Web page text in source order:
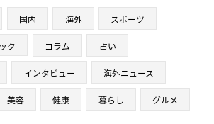
国内 海外 スポーツ
ク コラム 占い
インタビュー 海外ニュース
美容 健康 暮らし グルメ